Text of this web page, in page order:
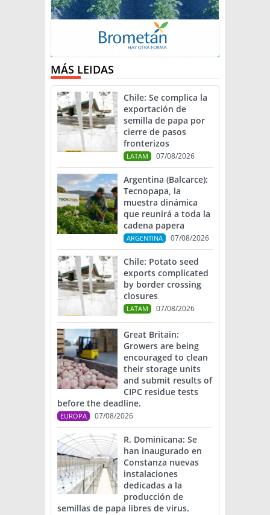
MÁS LEIDAS
Chile: Se complica la
exportación de
semilla de papa por
cierre de pasos
fronterizos
LATAM 07/08/2026
Argentina (Balcarce):
Tecnopapa, la
muestra dinámica
que reunirá a toda la
cadena papera
ARGENTINA 07/08/2026
Chile: Potato seed
exports complicated
by border crossing
closures
LATAM 07/08/2026
Great Britain:
Growers are being
encouraged to clean
their storage units
and submit results of
CIPC residue tests
before the deadline.
EUROPA 07/08/2026
R. Dominicana: Se
han inaugurado en
Constanza nuevas
instalaciones
dedicadas a la
producción de
semillas de papa libres de virus.